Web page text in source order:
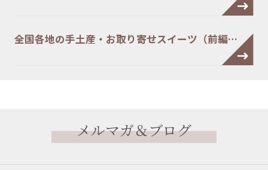
全国各地の手土産・お取り寄せスイーツ（前編…
メルマガ＆ブログ